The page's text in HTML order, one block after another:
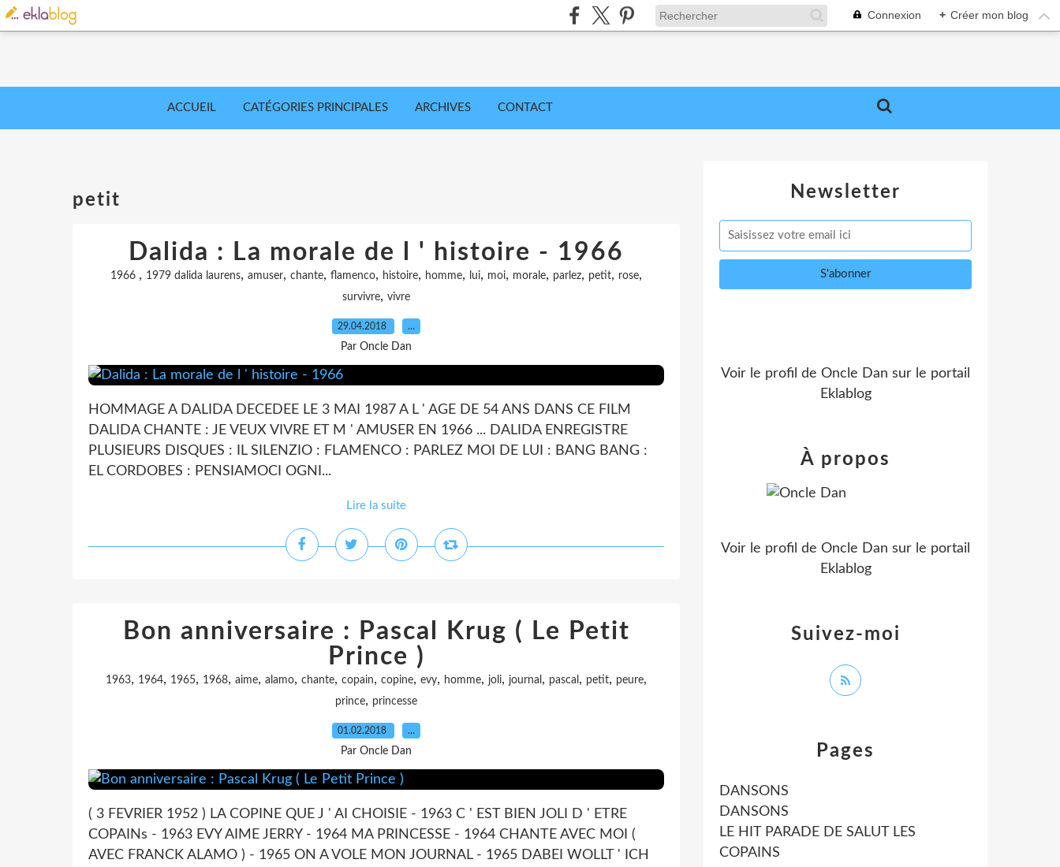
Connexion + Créer mon blog
ACCUEIL CATÉGORIES PRINCIPALES ARCHIVES CONTACT
petit
Dalida : La morale de l ' histoire - 1966
1966 , 1979 dalida laurens, amuser, chante, flamenco, histoire, homme, lui, moi, morale, parlez, petit, rose,
survivre, vivre
29.04.2018 …
Par Oncle Dan
HOMMAGE A DALIDA DECEDEE LE 3 MAI 1987 A L ' AGE DE 54 ANS DANS CE FILM
DALIDA CHANTE : JE VEUX VIVRE ET M ' AMUSER EN 1966 ... DALIDA ENREGISTRE
PLUSIEURS DISQUES : IL SILENZIO : FLAMENCO : PARLEZ MOI DE LUI : BANG BANG :
EL CORDOBES : PENSIAMOCI OGNI...
Lire la suite
Bon anniversaire : Pascal Krug ( Le Petit
Prince )
1963, 1964, 1965, 1968, aime, alamo, chante, copain, copine, evy, homme, joli, journal , pascal , petit, peure,
prince, princesse
01.02.2018 …
Par Oncle Dan
( 3 FEVRIER 1952 ) LA COPINE QUE J ' AI CHOISIE - 1963 C ' EST BIEN JOLI D ' ETRE
COPAINs - 1963 EVY AIME JERRY - 1964 MA PRINCESSE - 1964 CHANTE AVEC MOI (
AVEC FRANCK ALAMO ) - 1965 ON A VOLE MON JOURNAL - 1965 DABEI WOLLT ' ICH
Newsletter
Pages
DANSONS
DANSONS
LE HIT PARADE DE SALUT LES
COPAINS
Voir le profil de Oncle Dan sur le portail
Eklablog
Suivez-moi
À propos
Voir le profil de Oncle Dan sur le portail
Eklablog